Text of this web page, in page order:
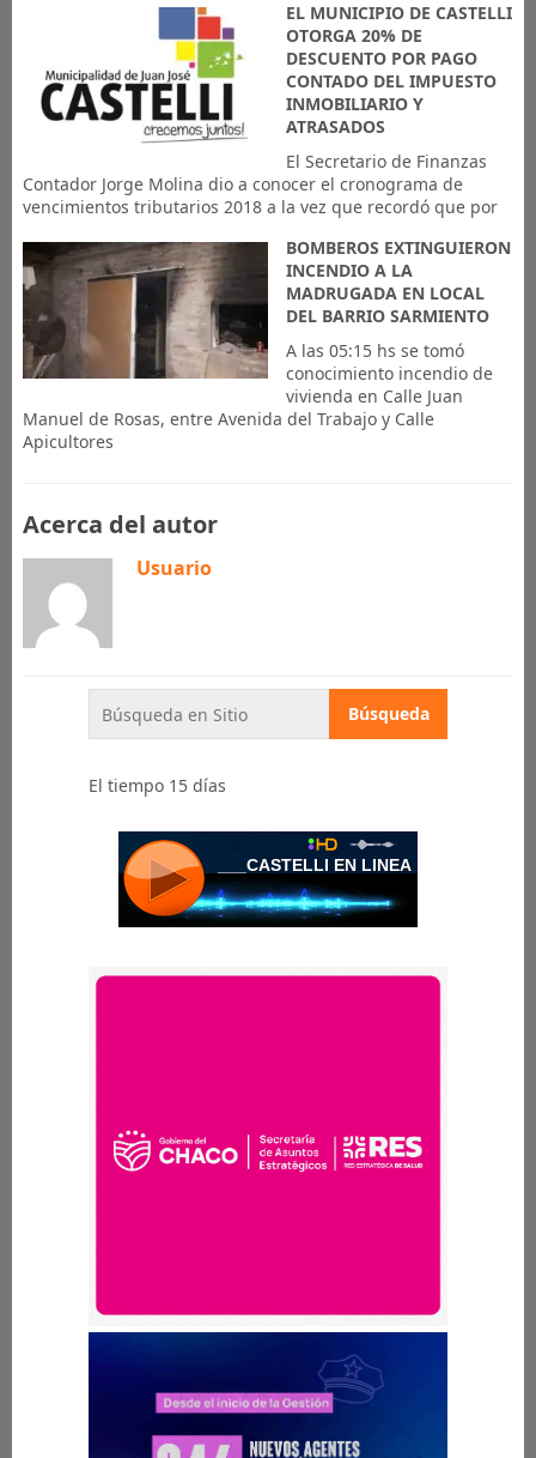
EL MUNICIPIO DE CASTELLI
OTORGA 20% DE
DESCUENTO POR PAGO
CONTADO DEL IMPUESTO
INMOBILIARIO Y
ATRASADOS
El Secretario de Finanzas
Contador Jorge Molina dio a conocer el cronograma de
vencimientos tributarios 2018 a la vez que recordó que por
BOMBEROS EXTINGUIERON
INCENDIO A LA
MADRUGADA EN LOCAL
DEL BARRIO SARMIENTO
A las 05:15 hs se tomó
conocimiento incendio de
vivienda en Calle Juan
Manuel de Rosas, entre Avenida del Trabajo y Calle
Apicultores
Acerca del autor
Usuario
El tiempo 15 días